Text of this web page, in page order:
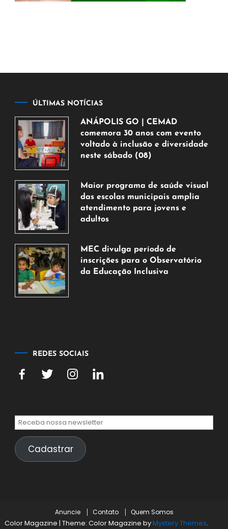
ÚLTIMAS NOTÍCIAS
ANÁPOLIS GO | CEMAD
comemora 30 anos com evento
voltado à inclusão e diversidade
neste sábado (08)
de
agosto
de
2026
Maior programa de saúde visual
das escolas municipais amplia
atendimento para jovens e
adultos
de
agosto
de
MEC divulga período de
inscrições para o Observatório
da Educação Inclusiva
REDES SOCIAIS
Cadastrar
Anuncie Contato Quem Somos
Color Magazine | Theme: Color Magazine byMystery Themes.